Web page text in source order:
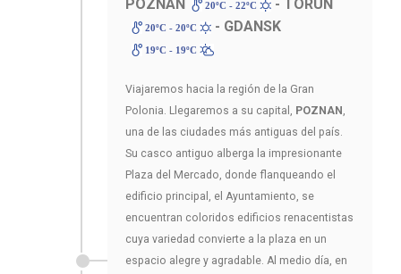
POZNAN
20ºC - 22ºC - TORUN
20ºC - 20ºC - GDANSK
19ºC - 19ºC
Viajaremos hacia la región de la Gran
Polonia. Llegaremos a su capital, POZNAN
una de las ciudades más antiguas del país.
Su casco antiguo alberga la impresionante
Plaza del Mercado, donde flanqueando el
edificio principal, el Ayuntamiento, se
encuentran coloridos edificios renacentistas
cuya variedad convierte a la plaza en un
espacio alegre y agradable. Al medio día, en